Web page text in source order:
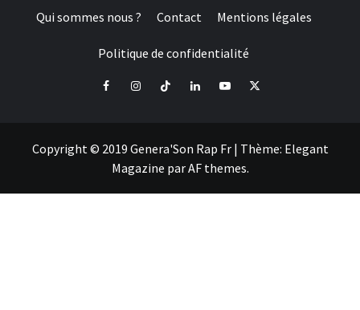
Qui sommes nous ? Contact Mentions légales
Politique de confidentialité
FacebookInstagramTiktok LinkedInYoutube
X
Copyright © 2019 Genera'Son Rap Fr | Thème: Elegant
Magazine parAF themes.